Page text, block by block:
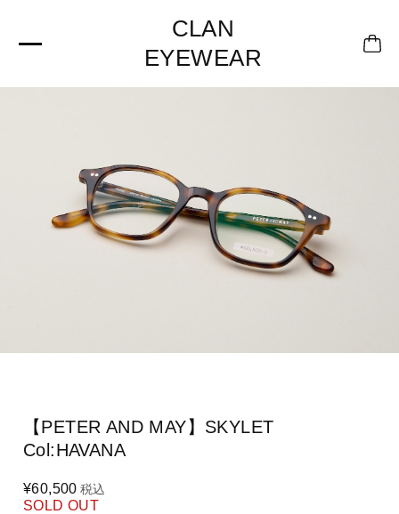
CLAN
EYEWEAR
【PETER AND MAY】SKYLET
Col:HAVANA
¥60,500 税込
SOLD OUT